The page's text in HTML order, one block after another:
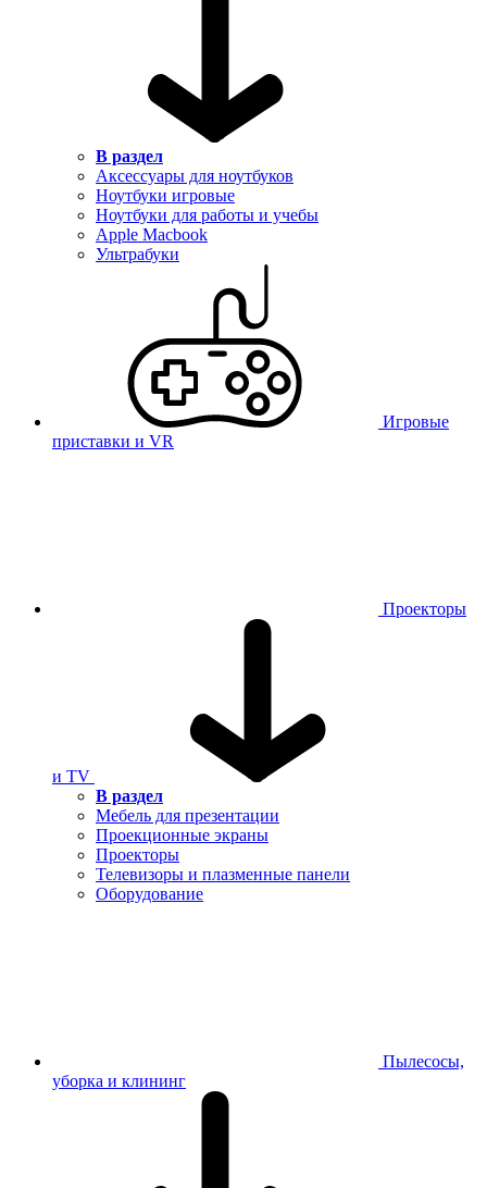
В раздел
Аксессуары для ноутбуков
Ноутбуки игровые
Ноутбуки для работы и учебы
Apple Macbook
Ультрабуки
Игровые
приставки и VR
Проекторы
и TV
В раздел
Мебель для презентации
Проекционные экраны
Проекторы
Телевизоры и плазменные панели
Оборудование
Пылесосы,
уборка и клининг